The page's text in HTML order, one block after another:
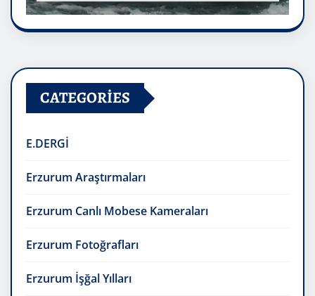
CATEGORIES
E.DERGİ
Erzurum Araştırmaları
Erzurum Canlı Mobese Kameraları
Erzurum Fotoğrafları
Erzurum İşğal Yılları